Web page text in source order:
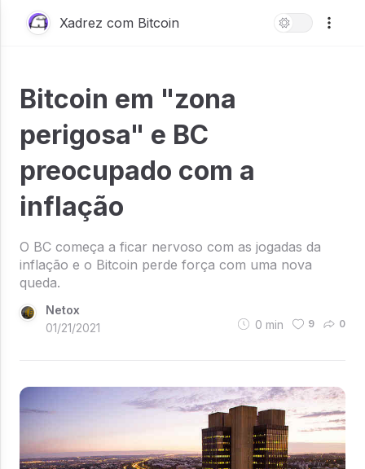
Xadrez com Bitcoin
Bitcoin em "zona
perigosa" e BC
preocupado com a
inflação
O BC começa a ficar nervoso com as jogadas da
inflação e o Bitcoin perde força com uma nova
queda.
Netox
01/21/2021
0 min 9 0